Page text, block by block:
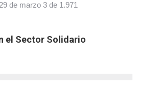
de marzo 3 de 1.971
el Sector Solidario